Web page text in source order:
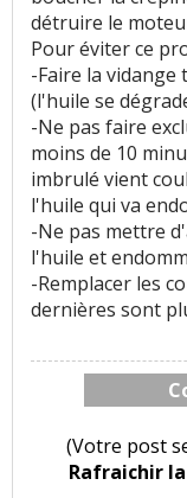
détruire le
Pour éviter ce
-Faire la vidange
(l'huile se
-Ne pas faire
moins de 10
imbrulé vient
l'huile qui va
-Ne pas mettre
l'huile et
-Remplacer les
dernières sont
(Votre post
Rafraichir